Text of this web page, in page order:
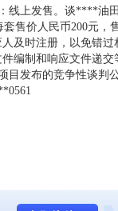
线上发售。谈****油
售价人民币200元，
及时注册，以免错过
编制和响应文件递交
目发布的竞争性谈判